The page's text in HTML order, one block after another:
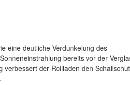
eine deutliche Verdunkelung des
bereits vor der
der Rollladen den